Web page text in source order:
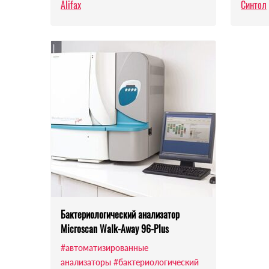
Alifax Синтол
Бактериологический анализатор
Microscan Walk-Away 96-Plus
#автоматизированные
анализаторы #бактериологический